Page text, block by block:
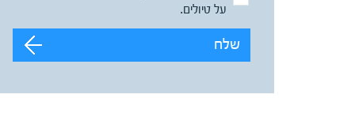
על טיולים.
שלח